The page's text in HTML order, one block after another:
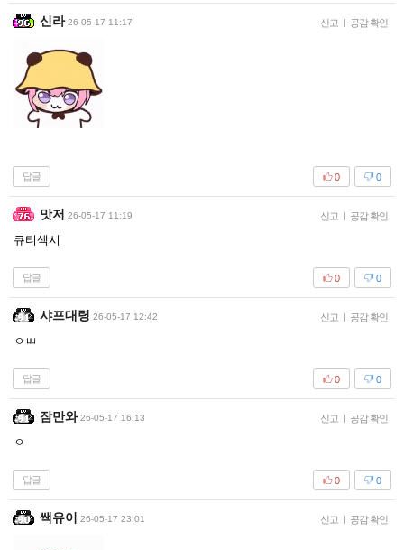
신라 26-05-17 11:17 신고 | 공감 확인
답글 0
0
맛저 26-05-17 11:19 신고 | 공감 확인
큐티섹시
답글 0
0
샤프대령 26-05-17 12:42 신고 | 공감 확인
ㅇㅃ
답글 0
0
잠만와 26-05-17 16:13 신고 | 공감 확인
ㅇ
답글 0
0
쌕유이 26-05-17 23:01 신고 | 공감 확인